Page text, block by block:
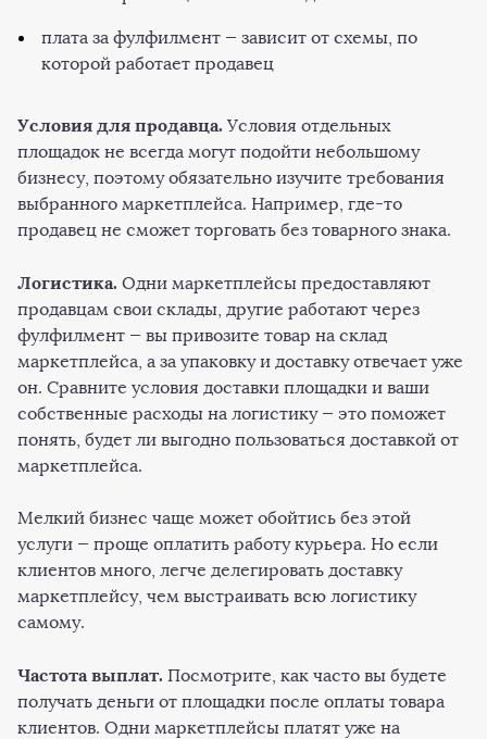
плата за фулфилмент — зависит от схемы, по
которой работает продавец
Условия для продавца. Условия отдельных
площадок не всегда могут подойти небольшому
бизнесу, поэтому обязательно изучите требования
выбранного маркетплейса. Например, где-то
продавец не сможет торговать без товарного знака.
Логистика. Одни маркетплейсы предоставляют
продавцам свои склады, другие работают через
фулфилмент — вы привозите товар на склад
маркетплейса, а за упаковку и доставку отвечает уже
он. Сравните условия доставки площадки и ваши
собственные расходы на логистику — это поможет
понять, будет ли выгодно пользоваться доставкой от
маркетплейса.
Мелкий бизнес чаще может обойтись без этой
услуги — проще оплатить работу курьера. Но если
клиентов много, легче делегировать доставку
маркетплейсу, чем выстраивать всю логистику
самому.
Частота выплат. Посмотрите, как часто вы будете
получать деньги от площадки после оплаты товара
клиентов. Одни маркетплейсы платят уже на